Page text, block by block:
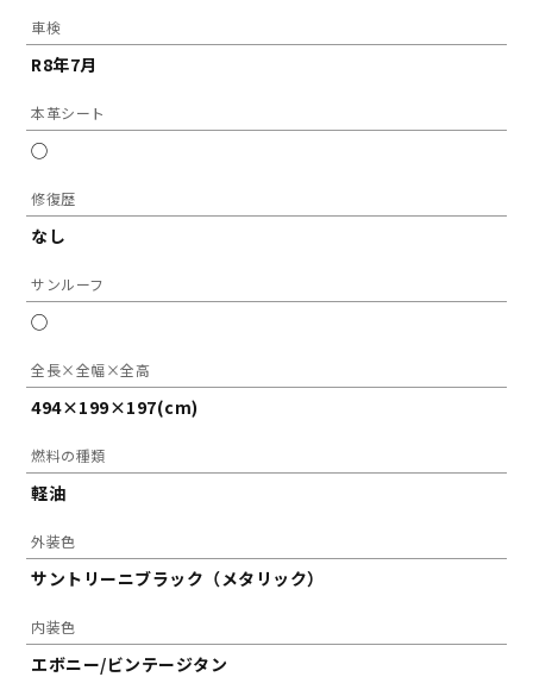
車検
R8年7月
本革シート
◯
修復歴
なし
サンルーフ
◯
全長×全幅×全高
494×199×197(cm)
燃料の種類
軽油
外装色
サントリーニブラック（メタリック）
内装色
エボニー/ビンテージタン